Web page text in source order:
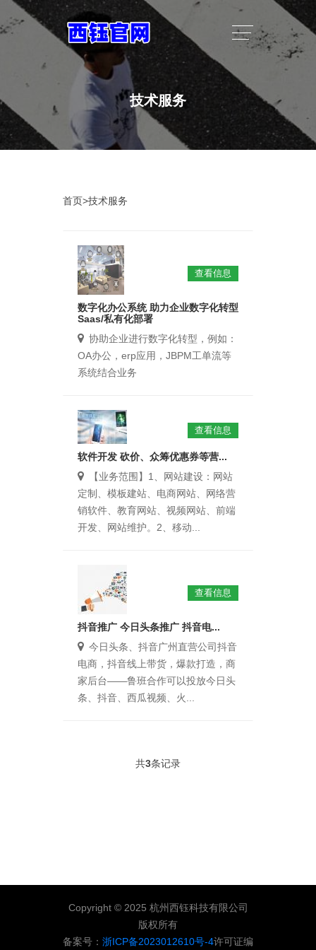
技术服务
首页>技术服务
查看信息
数字化办公系统 助力企业数字化转型
Saas/私有化部署
协助企业进行数字化转型，例如：
OA办公，erp应用，JBPM工单流等
系统结合业务
查看信息
软件开发 砍价、众筹优惠券等营...
【业务范围】1、网站建设：网站
定制、模板建站、电商网站、网络营
销软件、教育网站、视频网站、前端
开发、网站维护。2、移动...
查看信息
抖音推广 今日头条推广 抖音电...
今日头条、抖音广州直营公司抖音
电商，抖音线上带货，爆款打造，商
家后台——鲁班合作可以投放今日头
条、抖音、西瓜视频、火...
共3条记录
Copyright © 2025 杭州西钰科技有限公司
版权所有
备案号： 浙ICP备2023012610号-4许可证编